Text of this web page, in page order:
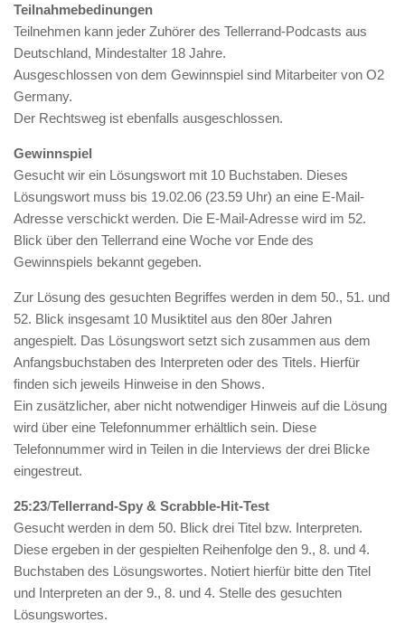
Teilnahmebedinungen
Teilnehmen kann jeder Zuhörer des Tellerrand-Podcasts aus
Deutschland, Mindestalter 18 Jahre.
Ausgeschlossen von dem Gewinnspiel sind Mitarbeiter von O2
Germany.
Der Rechtsweg ist ebenfalls ausgeschlossen.
Gewinnspiel
Gesucht wir ein Lösungswort mit 10 Buchstaben. Dieses
Lösungswort muss bis 19.02.06 (23.59 Uhr) an eine E-Mail-
Adresse verschickt werden. Die E-Mail-Adresse wird im 52.
Blick über den Tellerrand eine Woche vor Ende des
Gewinnspiels bekannt gegeben.
Zur Lösung des gesuchten Begriffes werden in dem 50., 51. und
52. Blick insgesamt 10 Musiktitel aus den 80er Jahren
angespielt. Das Lösungswort setzt sich zusammen aus dem
Anfangsbuchstaben des Interpreten oder des Titels. Hierfür
finden sich jeweils Hinweise in den Shows.
Ein zusätzlicher, aber nicht notwendiger Hinweis auf die Lösung
wird über eine Telefonnummer erhältlich sein. Diese
Telefonnummer wird in Teilen in die Interviews der drei Blicke
eingestreut.
25:23/Tellerrand-Spy & Scrabble-Hit-Test
Gesucht werden in dem 50. Blick drei Titel bzw. Interpreten.
Diese ergeben in der gespielten Reihenfolge den 9., 8. und 4.
Buchstaben des Lösungswortes. Notiert hierfür bitte den Titel
und Interpreten an der 9., 8. und 4. Stelle des gesuchten
Lösungswortes.